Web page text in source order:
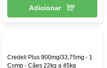
Adicionar
Credeli Plus 900mg/33,75mg - 1
Comp - Cães 22kg a 45kg